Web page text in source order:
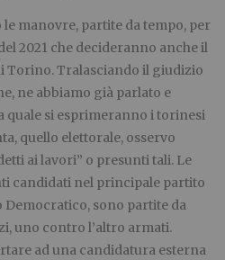
manovre, partite da tempo, per
2021 che decideranno anche il
Torino. Tralasciando il giudizio
ne abbiamo già parlato e
quale si esprimeranno i torinesi
quello elettorale, osservo
ai lavori” o presunti tali. Le
candidati nel principale partito
sono partite da
uno contro l’altro armati.
ad una candidatura esterna